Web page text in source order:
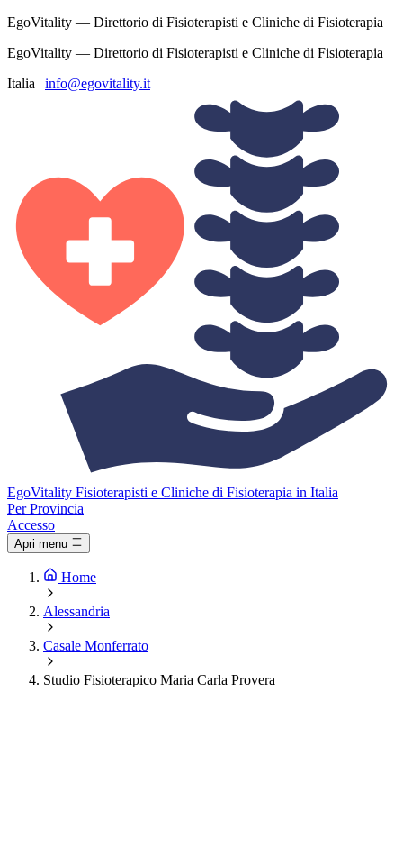
EgoVitality — Direttorio di Fisioterapisti e Cliniche di Fisioterapia
EgoVitality — Direttorio di Fisioterapisti e Cliniche di Fisioterapia
Italia | info@egovitality.it
EgoVitality Fisioterapisti e Cliniche di Fisioterapia in Italia
Per Provincia
Accesso
Apri menu
Home
Alessandria
Casale Monferrato
Studio Fisioterapico Maria Carla Provera